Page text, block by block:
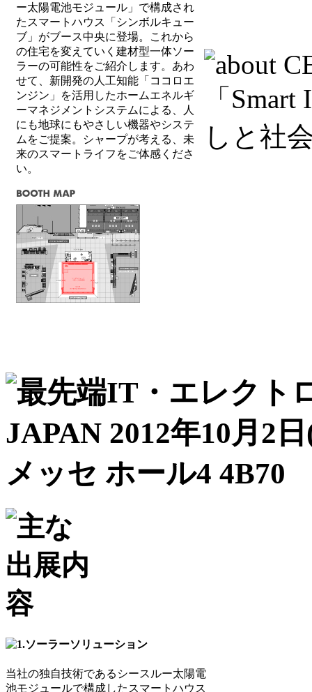
ー太陽電池モジュール」で構成され
たスマートハウス「シンボルキュー
ブ」がブース中央に登場。これから
の住宅を変えていく建材型一体ソー
ラーの可能性をご紹介します。あわ
せて、新開発の人工知能「ココロエ
ンジン」を活用したホームエネルギ
ーマネジメントシステムによる、人
にも地球にもやさしい機器やシステ
ムをご提案。シャープが考える、未
来のスマートライフをご体感くださ
い。
当社の独自技術であるシースルー太陽電
池モジュールで構成したスマートハウス